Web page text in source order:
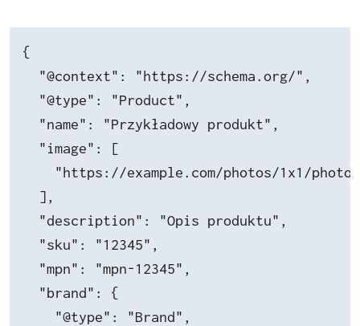
{
  "@context": "https://schema.org/",
  "@type": "Product",
  "name": "Przykładowy produkt",
  "image": [
"https://example.com/photos/1x1/
  ],
  "description": "Opis produktu",
  "sku": "12345",
  "mpn": "mpn-12345",
  "brand": {
    "@type": "Brand",